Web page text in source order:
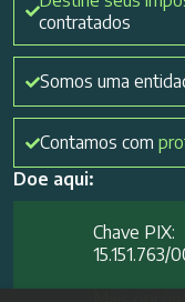
contratados
Somos uma
Contamos com
Doe aqui:
Chave PIX:
15.151.763/